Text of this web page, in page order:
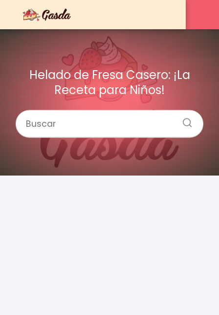
Helado de Fresa Casero: ¡La
Receta para Niños!